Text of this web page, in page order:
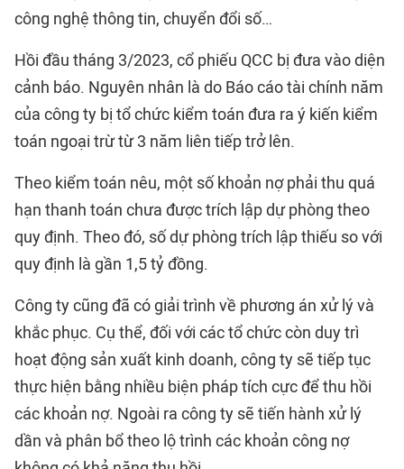
công nghệ thông tin, chuyển đổi số…
Hồi đầu tháng 3/2023, cổ phiếu QCC bị đưa vào diện
cảnh báo. Nguyên nhân là do Báo cáo tài chính năm
của công ty bị tổ chức kiểm toán đưa ra ý kiến kiểm
toán ngoại trừ từ 3 năm liên tiếp trở lên.
Theo kiểm toán nêu, một số khoản nợ phải thu quá
hạn thanh toán chưa được trích lập dự phòng theo
quy định. Theo đó, số dự phòng trích lập thiếu so với
quy định là gần 1,5 tỷ đồng.
Công ty cũng đã có giải trình về phương án xử lý và
khắc phục. Cụ thể, đối với các tổ chức còn duy trì
hoạt động sản xuất kinh doanh, công ty sẽ tiếp tục
thực hiện bằng nhiều biện pháp tích cực để thu hồi
các khoản nợ. Ngoài ra công ty sẽ tiến hành xử lý
dần và phân bổ theo lộ trình các khoản công nợ